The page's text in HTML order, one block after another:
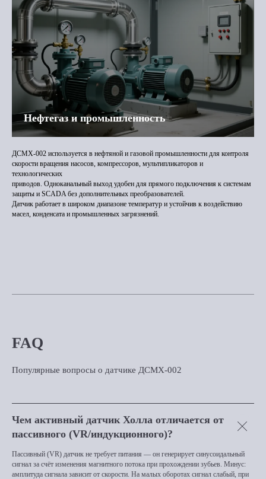
Нефтегаз и промышленность
ДСМХ-002 используется в нефтяной и газовой промышленности для контроля
скорости вращения насосов, компрессоров, мультипликаторов и
технологических
приводов. Одноканальный выход удобен для прямого подключения к системам
защиты и SCADA без дополнительных преобразователей.
Датчик работает в широком диапазоне температур и устойчив к воздействию
масел, конденсата и промышленных загрязнений.
FAQ
Популярные вопросы о датчике ДСМХ-002
Чем активный датчик Холла отличается от
пассивного (VR/индукционного)?
Пассивный (VR) датчик не требует питания — он генерирует синусоидальный
сигнал за счёт изменения магнитного потока при прохождении зубьев. Минус:
амплитуда сигнала зависит от скорости. На малых оборотах сигнал слабый, при